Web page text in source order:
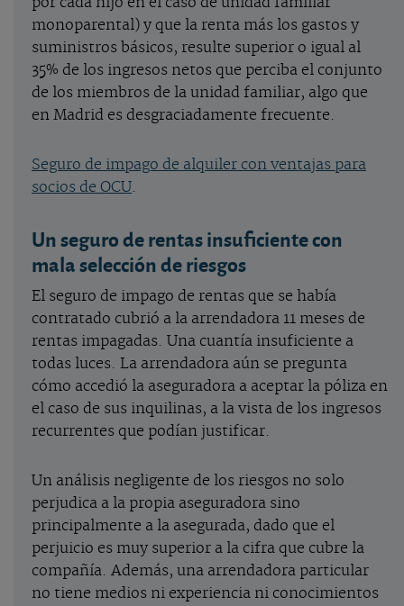
monoparental) y que la renta más los gastos y
suministros básicos, resulte superior o igual al
35% de los ingresos netos que perciba el conjunto
de los miembros de la unidad familiar, algo que
en Madrid es desgraciadamente frecuente.
Seguro de impago de alquiler con ventajas para
socios de OCU.
Un seguro de rentas insuficiente con
mala selección de riesgos
El seguro de impago de rentas que se había
contratado cubrió a la arrendadora 11 meses de
rentas impagadas. Una cuantía insuficiente a
todas luces. La arrendadora aún se pregunta
cómo accedió la aseguradora a aceptar la póliza en
el caso de sus inquilinas, a la vista de los ingresos
recurrentes que podían justificar.
Un análisis negligente de los riesgos no solo
perjudica a la propia aseguradora sino
principalmente a la asegurada, dado que el
perjuicio es muy superior a la cifra que cubre la
compañía. Además, una arrendadora particular
no tiene medios ni experiencia ni conocimientos